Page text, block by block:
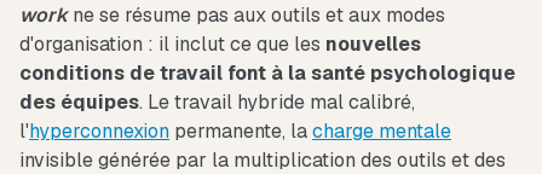
workne se résume pas aux outils et aux modes
d'organisation : il inclut ce que les nouvelles
conditions de travail font à la santé psychologique
des équipes. Le travail hybride mal calibré,
l'hyperconnexion permanente, lacharge mentale
invisible générée par la multiplication des outils et des